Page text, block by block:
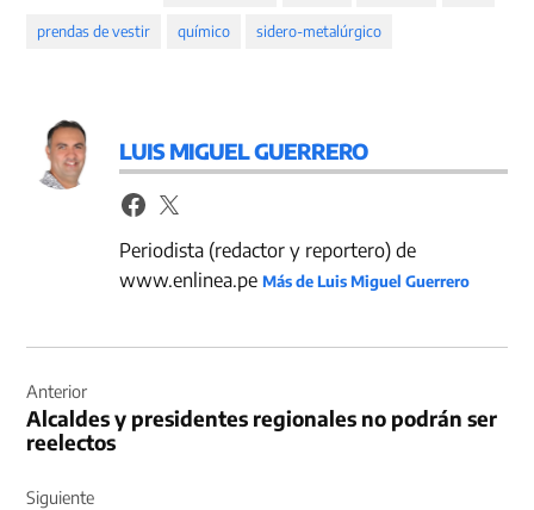
prendas de vestir químico sidero-metalúrgico
LUIS MIGUEL GUERRERO
Periodista (redactor y reportero) de
www.enlinea.peMás de Luis Miguel Guerrero
de
entradas
Anterior
Alcaldes y presidentes regionales no podrán ser
reelectos
Siguiente